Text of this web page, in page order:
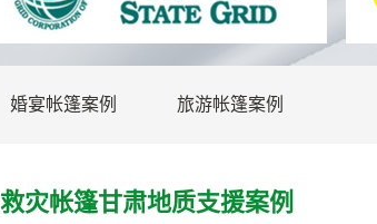
婚宴帐篷案例 旅游帐篷案例
救灾帐篷甘肃地质支援案例